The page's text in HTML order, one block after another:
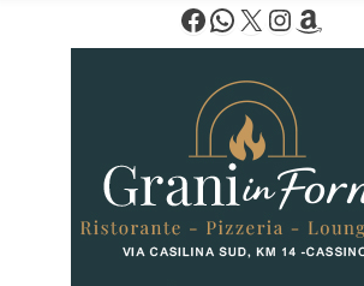
Facebook
WhatsApp
X